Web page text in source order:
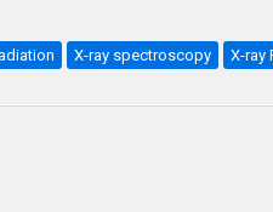
X-ray spectroscopy X-ray